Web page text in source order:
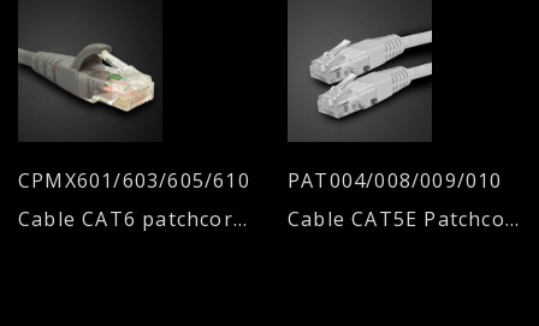
CPMX601/603/605/610
Cable CAT6 patchcord lineal
PAT004/008/009/010
Cable CAT5E Patchcord Crossover UTP